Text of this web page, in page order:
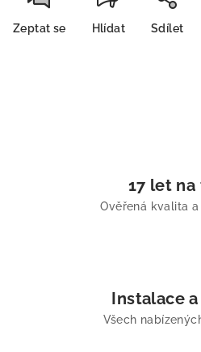
Zeptat se Hlídat Sdílet
17 let
Ověřená kvalita
Instalace
Všech